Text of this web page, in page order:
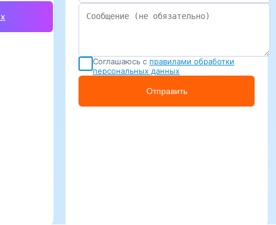
Соглашаюсь с правилами обработки
персональных данных
Отправить